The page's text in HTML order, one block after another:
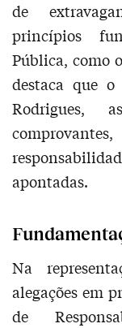
de
princípios
Pública, como
destaca que o
Rodrigues,
apontadas.
Na
alegações em
de